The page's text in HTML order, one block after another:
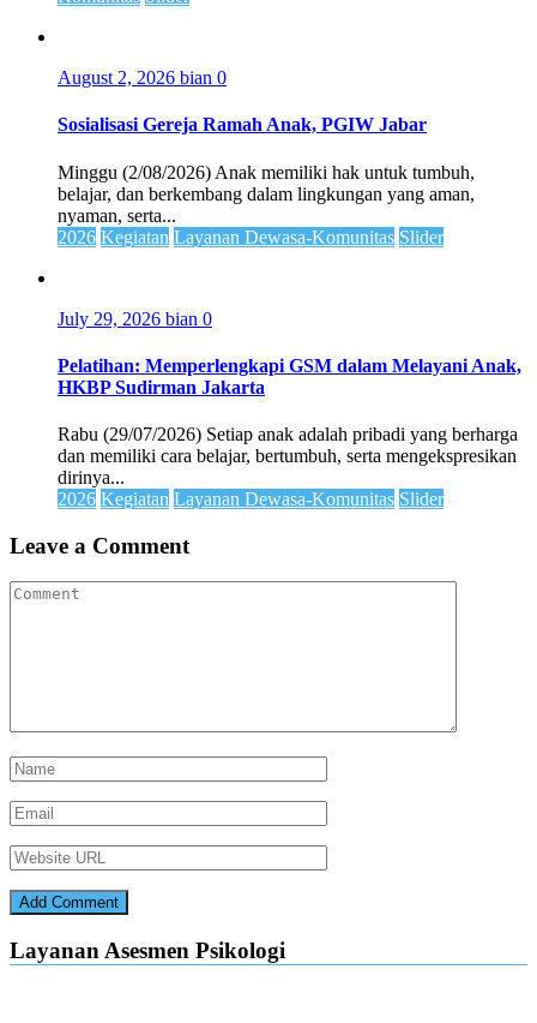
August 2, 2026 bian 0
Sosialisasi Gereja Ramah Anak, PGIW Jabar
Minggu (2/08/2026) Anak memiliki hak untuk tumbuh,
belajar, dan berkembang dalam lingkungan yang aman,
nyaman, serta...
2026 Kegiatan Layanan Dewasa-Komunitas Slider
July 29, 2026 bian 0
Pelatihan: Memperlengkapi GSM dalam Melayani Anak,
HKBP Sudirman Jakarta
Rabu (29/07/2026) Setiap anak adalah pribadi yang berharga
dan memiliki cara belajar, bertumbuh, serta mengekspresikan
dirinya...
2026 Kegiatan Layanan Dewasa-Komunitas Slider
Leave a Comment
Layanan Asesmen Psikologi